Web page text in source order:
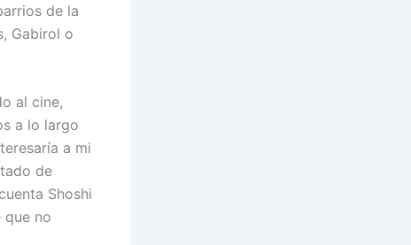
de la
Gabirol o
al cine,
a lo largo
a mi
de
Shoshi
que no